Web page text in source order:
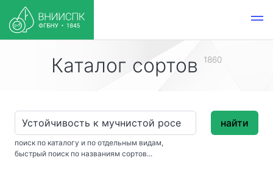
Каталог сортов 1860
поиск по каталогу и по отдельным видам,
быстрый поиск по названиям сортов...
найти